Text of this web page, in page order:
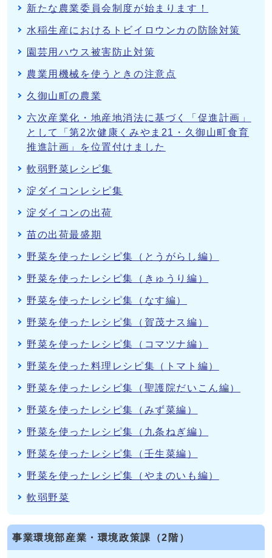
新たな農業委員会制度が始まります！
水稲生産におけるトビイロウンカの防除対策
園芸用ハウス被害防止対策
農業用機械を使うときの注意点
久御山町の農業
六次産業化・地産地消法に基づく「促進計画」
として「第2次健康くみやま21・久御山町食育
推進計画」を位置付けました
軟弱野菜レシピ集
淀ダイコンレシピ集
淀ダイコンの出荷
苗の出荷最盛期
野菜を使ったレシピ集（とうがらし編）
野菜を使ったレシピ集（きゅうり編）
野菜を使ったレシピ集（なす編）
野菜を使ったレシピ集（賀茂ナス編）
野菜を使ったレシピ集（コマツナ編）
野菜を使った料理レシピ集（トマト編）
野菜を使ったレシピ集（聖護院だいこん編）
野菜を使ったレシピ集（みず菜編）
野菜を使ったレシピ集（九条ねぎ編）
野菜を使ったレシピ集（壬生菜編）
野菜を使ったレシピ集（やまのいも編）
軟弱野菜
事業環境部産業・環境政策課（2階）